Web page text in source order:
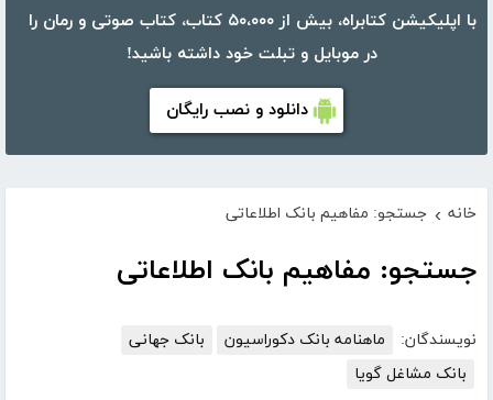
با اپلیکیشن کتابراه، بیش از ۵۰،۰۰۰ کتاب، کتاب صوتی و رمان را
در موبایل و تبلت خود داشته باشید!
دانلود و نصب رایگان
خانه › جستجو: مفاهیم بانک اطلاعاتی
جستجو: مفاهیم بانک اطلاعاتی
نویسندگان: ماهنامه بانک دکوراسیون
بانک جهانی
بانک مشاغل گویا